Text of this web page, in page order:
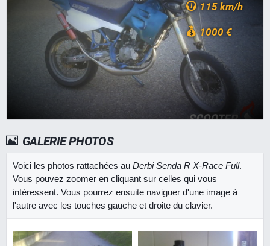
115 km/h
1000 €
GALERIE PHOTOS
Voici les photos rattachées au Derbi Senda R X-Race Full.
Vous pouvez zoomer en cliquant sur celles qui vous
intéressent. Vous pourrez ensuite naviguer d'une image à
l'autre avec les touches gauche et droite du clavier.